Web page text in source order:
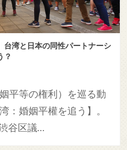
台湾と日本の同性パートナーシ
？
平等の権利）を巡る動
：婚姻平權を追う】。
谷区議…